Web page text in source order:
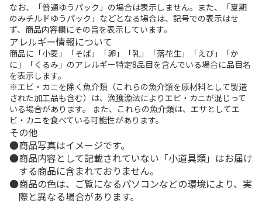
なお、「普通ゆうパック」の場合は表示しません。また、「夏期
のみチルドゆうパック」などとなる場合は、記号での表示はせ
ず、商品内容欄にその旨を表示しています。
アレルギー情報について
商品に「小麦」「そば」「卵」「乳」「落花生」「えび」「か
に」「くるみ」のアレルギー特定8品目を含んでいる場合に品目名
を表示します。
※エビ・カニを除く魚介類（これらの魚介類を原材料として製造
された加工品も含む）は、漁獲漁法によりエビ・カニが混じって
いる場合があります。 また、これらの魚介類は、エサとしてエ
ビ・カニを食べている可能性があります。
その他
商品写真はイメージです。
商品内容として記載されていない「小道具類」はお届け
する商品に含まれておりません。
商品の色は、ご覧になるパソコンなどの環境により、実
際と異なる場合があります。